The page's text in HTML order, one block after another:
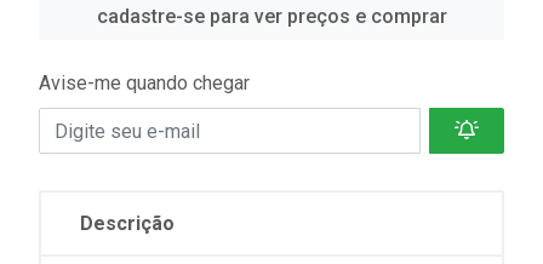
cadastre-se para ver preços e comprar
Avise-me quando chegar
Descrição